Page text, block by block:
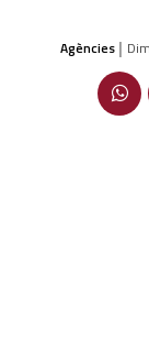
Agències |